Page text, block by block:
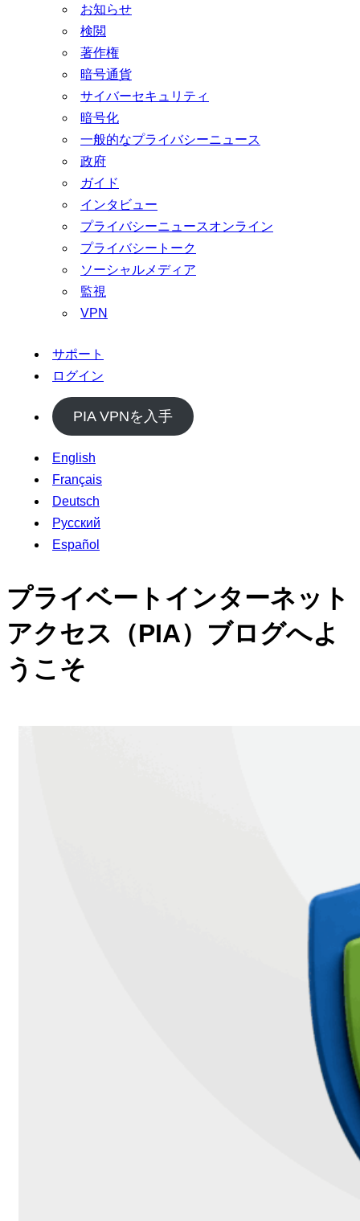
お知らせ
検閲
著作権
暗号通貨
サイバーセキュリティ
暗号化
一般的なプライバシーニュース
政府
ガイド
インタビュー
プライバシーニュースオンライン
プライバシートーク
ソーシャルメディア
監視
VPN
サポート
ログイン
PIA VPNを入手
English
Français
Deutsch
Русский
Español
プライベートインターネット
アクセス（PIA）ブログへよ
うこそ